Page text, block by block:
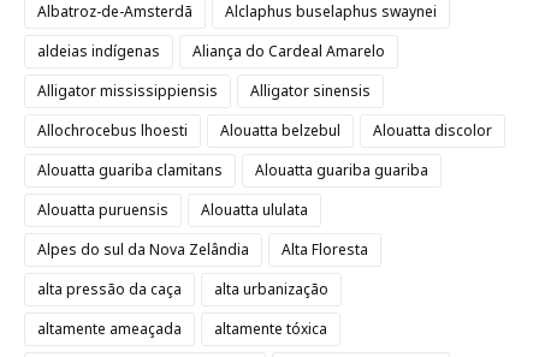
Albatroz-de-Amsterdã
Alclaphus buselaphus swaynei
aldeias indígenas
Aliança do Cardeal Amarelo
Alligator mississippiensis
Alligator sinensis
Allochrocebus lhoesti
Alouatta belzebul
Alouatta discolor
Alouatta guariba clamitans
Alouatta guariba guariba
Alouatta puruensis
Alouatta ululata
Alpes do sul da Nova Zelândia
Alta Floresta
alta pressão da caça
alta urbanização
altamente ameaçada
altamente tóxica